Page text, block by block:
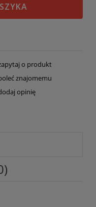
o produkt
znajomemu
opinię